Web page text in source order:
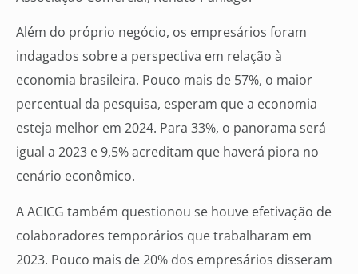
Além do próprio negócio, os empresários foram
indagados sobre a perspectiva em relação à
economia brasileira. Pouco mais de 57%, o maior
percentual da pesquisa, esperam que a economia
esteja melhor em 2024. Para 33%, o panorama será
igual a 2023 e 9,5% acreditam que haverá piora no
cenário econômico.
A ACICG também questionou se houve efetivação de
colaboradores temporários que trabalharam em
2023. Pouco mais de 20% dos empresários disseram